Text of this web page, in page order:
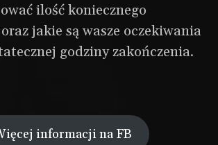
ilość koniecznego
jakie są wasze oczekiwania
godziny zakończenia.
informacji na FB